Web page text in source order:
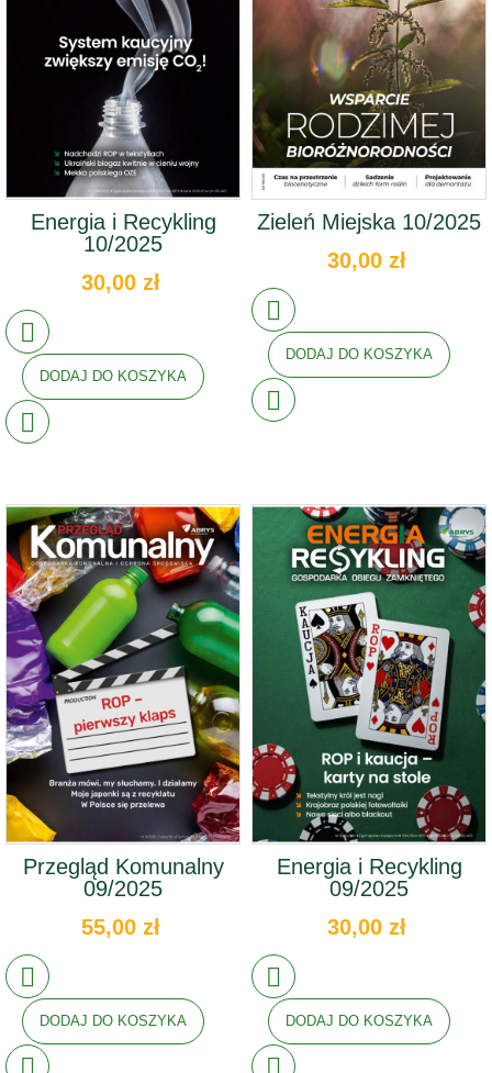
Energia i Recykling
10/2025
30,00 zł
DODAJ DO KOSZYKA
Zieleń Miejska 10/2025
30,00 zł
DODAJ DO KOSZYKA
Przegląd Komunalny
09/2025
55,00 zł
DODAJ DO KOSZYKA
Energia i Recykling
09/2025
30,00 zł
DODAJ DO KOSZYKA